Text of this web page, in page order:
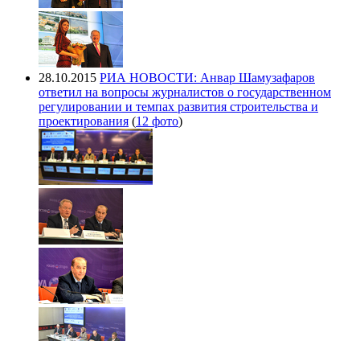
28.10.2015 РИА НОВОСТИ: Анвар Шамузафаров
ответил на вопросы журналистов о государственном
регулировании и темпах развития строительства и
проектирования (12 фото)